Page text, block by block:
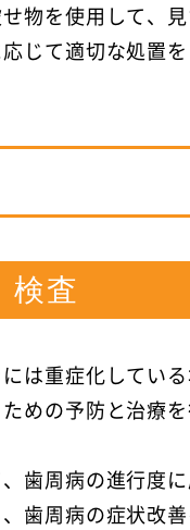
物を使用して、
じて適切な処置
検査
は重症化してい
めの予防と治療
歯周病の進行度
歯周病の症状改